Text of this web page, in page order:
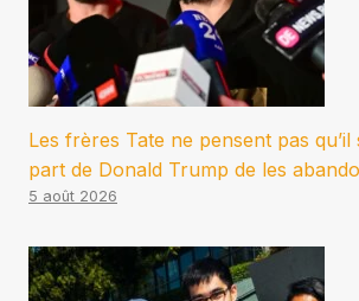
Les frères Tate ne pensent pas qu’il
part de Donald Trump de les
5 août 2026